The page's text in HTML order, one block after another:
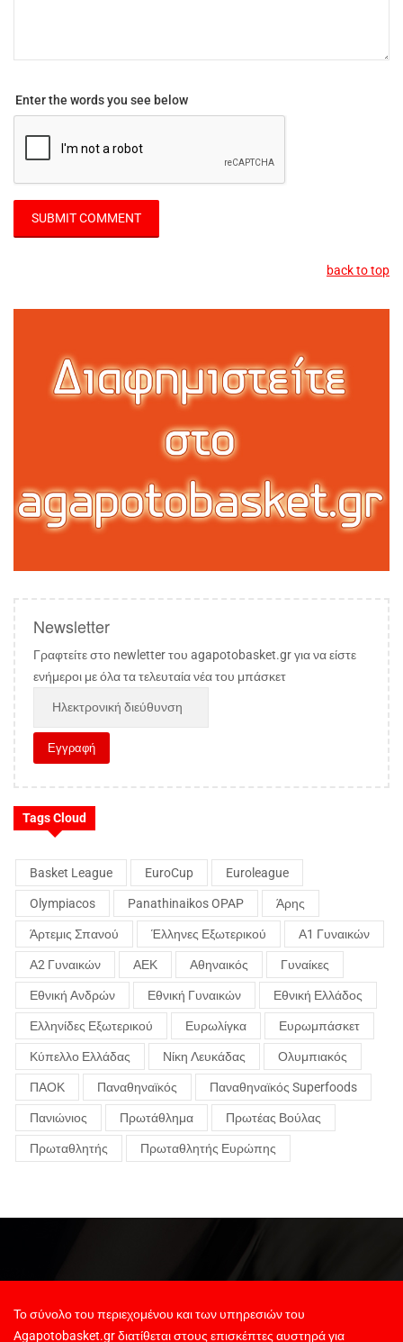
Enter the words you see below
back to top
Newsletter
Γραφτείτε στο newletter του agapotobasket.gr για να είστε
ενήμεροι με όλα τα τελευταία νέα του μπάσκετ
Tags Cloud
Basket League EuroCup Euroleague
Olympiacos Panathinaikos OPAP Άρης
Άρτεμις Σπανού Έλληνες Εξωτερικού Α1 Γυναικών
Α2 Γυναικών ΑΕΚ Αθηναικός Γυναίκες
Εθνική Ανδρών Εθνική Γυναικών Εθνική Ελλάδος
Ελληνίδες Εξωτερικού Ευρωλίγκα Ευρωμπάσκετ
Κύπελλο Ελλάδας Νίκη Λευκάδας Ολυμπιακός
ΠΑΟΚ Παναθηναϊκός Παναθηναϊκός Superfoods
Πανιώνιος Πρωτάθλημα Πρωτέας Βούλας
Πρωταθλητής Πρωταθλητής Ευρώπης
Το σύνολο του περιεχομένου και των υπηρεσιών του
Agapotobasket.gr διατίθεται στους επισκέπτες αυστηρά για